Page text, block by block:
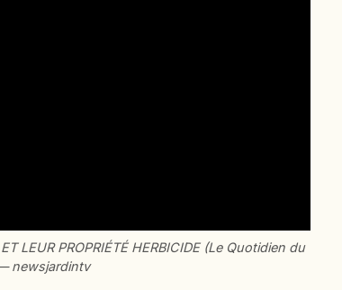
LEUR PROPRIÉTÉ HERBICIDE (Le Quotidien du
newsjardintv